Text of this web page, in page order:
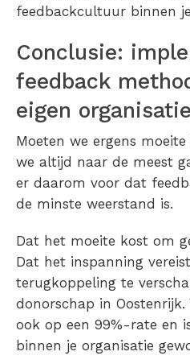
feedbackcultuur binnen
Conclusie:
feedback
eigen organisatie
Moeten we ergens
we altijd naar de meest
er daarom voor dat
de minste weerstand is.
Dat het moeite kost om
Dat het inspanning
terugkoppeling te
donorschap in
ook op een 99%-rate en
binnen je organisatie